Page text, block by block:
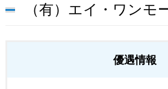
（有）エイ・ワンモ
優遇情報